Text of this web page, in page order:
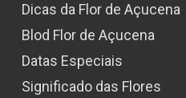
Dicas da Flor de Açucena
Blod Flor de Açucena
Datas Especiais
Significado das Flores